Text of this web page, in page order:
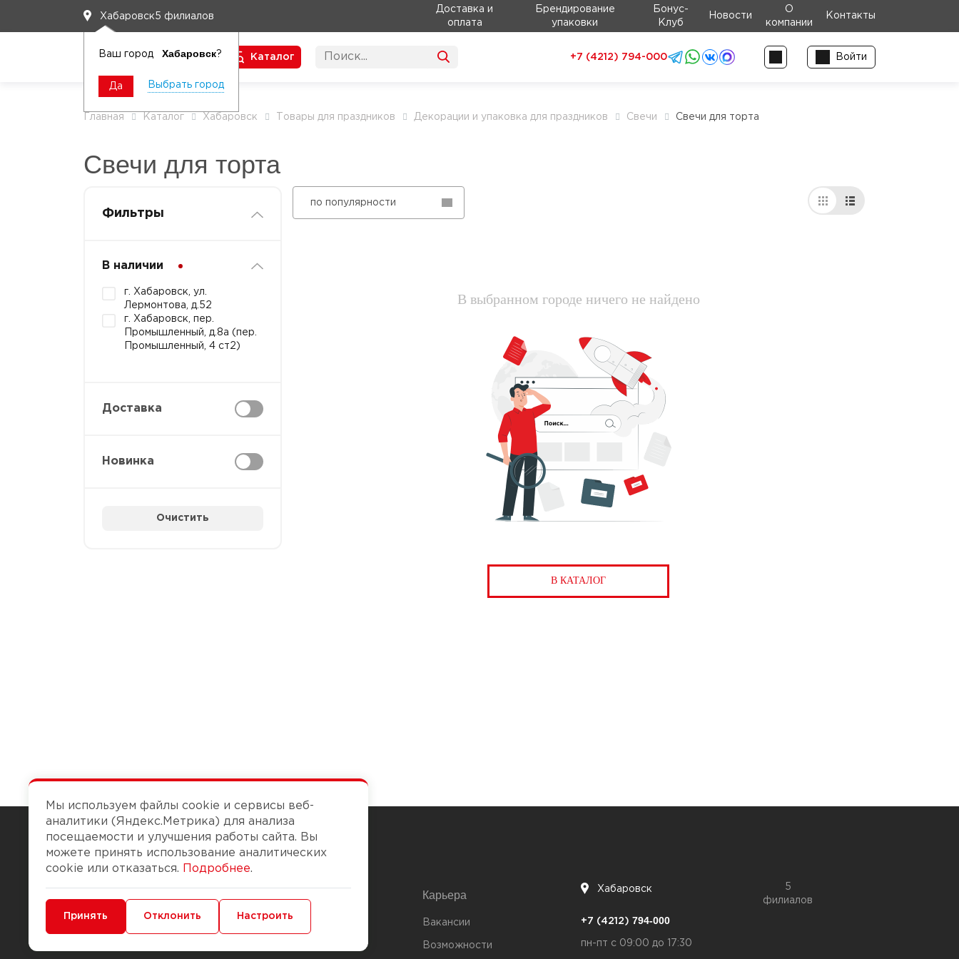
Хабаровск5 филиалов
Ваш город Хабаровск?
Да Выбрать город
Доставка и
оплата
Брендирование
упаковки
Бонус-
Клуб
Новости
О
компании
Контакты
Каталог +7 (4212) 794-000 Войти
Главная Каталог Хабаровск Товары для праздников Декорации и упаковка для праздников Свечи Свечи для торта
Свечи для торта
Фильтры
В наличии
г. Хабаровск, ул.
Лермонтова, д.52
г. Хабаровск, пер.
Промышленный, д.8а (пер.
Промышленный, 4 ст2)
Доставка
Новинка
Очистить
по популярности
В выбранном городе ничего не найдено
В КАТАЛОГ
Чтобы вам легко работалось
Доставка и оплата
Карьера
Вакансии
Возможности
Хабаровск
5
филиалов
+7 (4212) 794-000
пн-пт с 09:00 до 17:30
Мы используем файлы cookie и сервисы веб-
аналитики (Яндекс.Метрика) для анализа
посещаемости и улучшения работы сайта. Вы
можете принять использование аналитических
cookie или отказаться.
Подробнее.
Минимальные Функциональные/Аналитические
Принять Отклонить Настроить